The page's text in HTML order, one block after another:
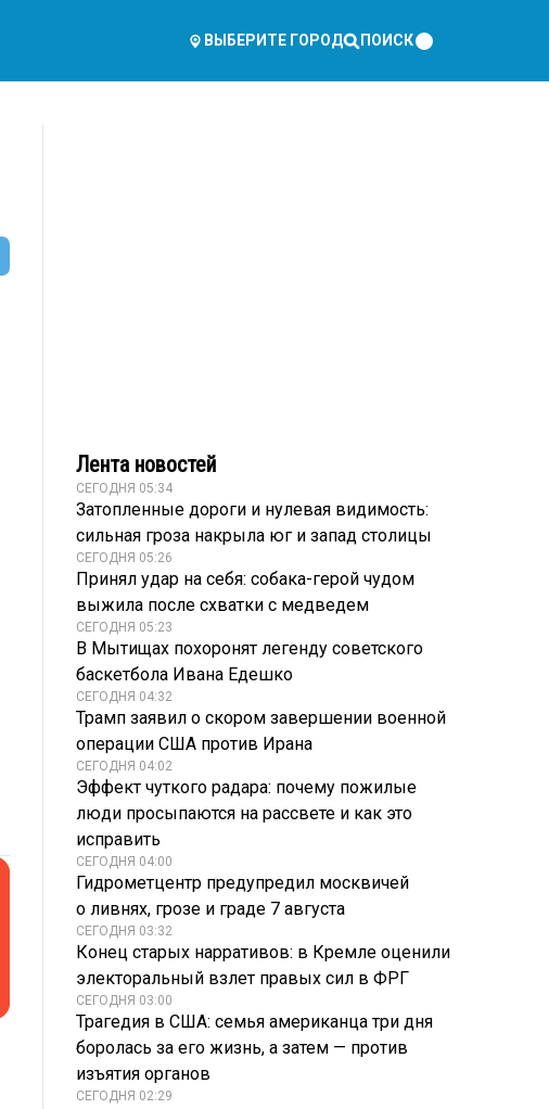
ВЫБЕРИТЕ ГОРОД ПОИСК
Лента новостей
СЕГОДНЯ 05:34
Затопленные дороги и нулевая видимость:
сильная гроза накрыла юг и запад столицы
СЕГОДНЯ 05:26
Принял удар на себя: собака-герой чудом
выжила после схватки с медведем
СЕГОДНЯ 05:23
В Мытищах похоронят легенду советского
баскетбола Ивана Едешко
СЕГОДНЯ 04:32
Трамп заявил о скором завершении военной
операции США против Ирана
СЕГОДНЯ 04:02
Эффект чуткого радара: почему пожилые
люди просыпаются на рассвете и как это
исправить
СЕГОДНЯ 04:00
Гидрометцентр предупредил москвичей
о ливнях, грозе и граде 7 августа
СЕГОДНЯ 03:32
Конец старых нарративов: в Кремле оценили
электоральный взлет правых сил в ФРГ
СЕГОДНЯ 03:00
Трагедия в США: семья американца три дня
боролась за его жизнь, а затем — против
изъятия органов
СЕГОДНЯ 02:29